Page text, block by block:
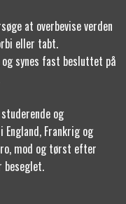
at overbevise verden
eller tabt.
synes fast besluttet på
og
Frankrig og
mod og tørst efter